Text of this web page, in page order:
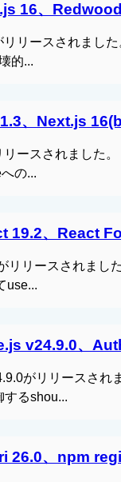
16、
リースされまし
的...
、Next.js
ースされました
の...
19.2、React
リリースされまし
use...
v24.9.0、
がリリースさ
するshou...
26.0、npm